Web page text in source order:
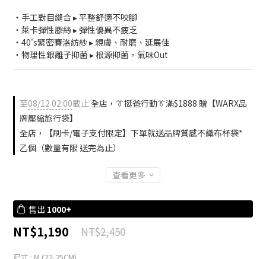
・手工對目縫合 ▸ 平整舒適不咬腳
・萊卡彈性膠絲 ▸ 彈性優異不疲乏
・40's緊密賽洛紡紗 ▸ 親膚、耐磨、延展佳
・物理性銀離子抑菌 ▸ 根源抑菌，氣味Out
至08/12 02:00截止全店，👔挺爸行動👔滿$1888 贈【WARX品
牌壓縮旅行袋】
全店，【刷卡/電子支付限定】下單就送品牌質感不織布杯袋*
乙個（數量有限 送完為止）
查看更多
售出 1000+
NT$1,190 NT$2,450